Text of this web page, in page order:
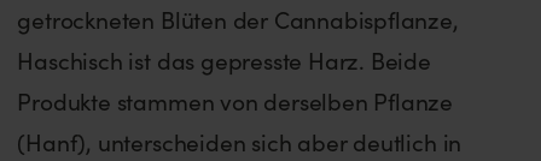
getrockneten Blüten der Cannabispflanze,
Haschisch ist das gepresste Harz. Beide
Produkte stammen von derselben Pflanze
(Hanf), unterscheiden sich aber deutlich in